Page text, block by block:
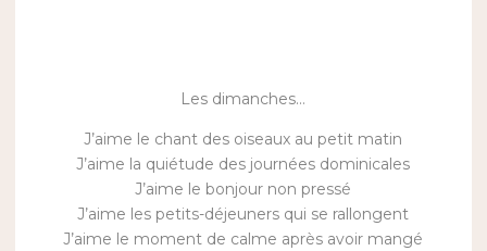
Les dimanches…
J’aime le chant des oiseaux au petit matin
J’aime la quiétude des journées dominicales
J’aime le bonjour non pressé
J’aime les petits-déjeuners qui se rallongent
J’aime le moment de calme après avoir mangé